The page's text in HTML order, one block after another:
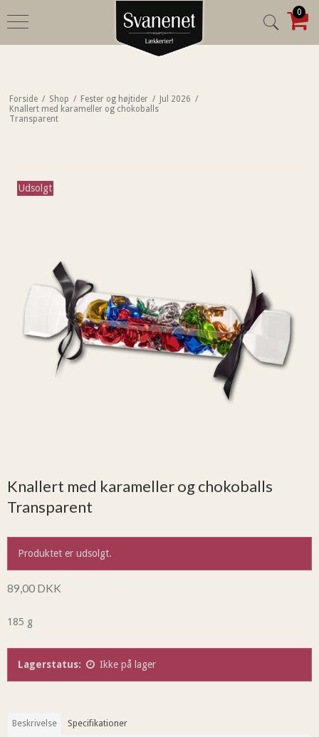
0
Forside / Shop / Fester og højtider / Jul 2026 /
Knallert med karameller og chokoballs
Transparent
Udsolgt
Knallert med karameller og chokoballs
Transparent
Produktet er udsolgt.
89,00 DKK
185 g
Lagerstatus: Ikke på lager
Beskrivelse Specifikationer